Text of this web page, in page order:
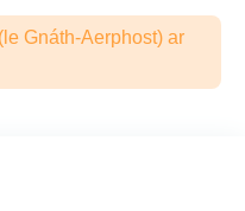
Gnáth-Aerphost) ar